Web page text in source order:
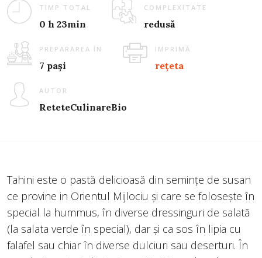
TIMP TOTAL
0 h 23min
COMPLEXITATE
redusă
PREPARAREA ÎN
7 pași
IMPRIMĂ
rețeta
AUTOR
ReteteCulinareBio
Tahini este o pastă delicioasă din semințe de susan
ce provine in Orientul Mijlociu și care se folosește în
special la hummus, în diverse dressinguri de salată
(la salata verde în special), dar și ca sos în lipia cu
falafel sau chiar în diverse dulciuri sau deserturi. În